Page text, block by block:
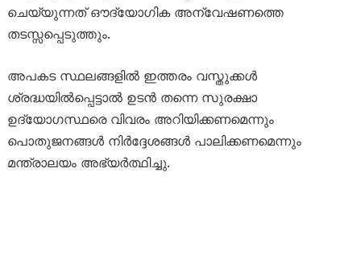
ചെയ്യുന്നത് ഔദ്യോഗിക അന്വേഷണത്തെ
തടസ്സപ്പെടുത്തും.
അപകട സ്ഥലങ്ങളിൽ ഇത്തരം വസ്തുക്കൾ
ശ്രദ്ധയിൽപ്പെട്ടാൽ ഉടൻ തന്നെ സുരക്ഷാ
ഉദ്യോഗസ്ഥരെ വിവരം അറിയിക്കണമെന്നും
പൊതുജനങ്ങൾ നിർദ്ദേശങ്ങൾ പാലിക്കണമെന്നും
മന്ത്രാലയം അഭ്യർത്ഥിച്ചു.